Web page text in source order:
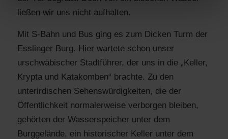
ließen wir uns nicht aufhalten.
Mit S-Bahn und Bus ging es zum Dicken Turm der
Esslinger Burg. Hier wartete schon unser
urschwäbischer Stadtführer, der uns in die „Keller,
Krypta und Katakomben“ brachte. Zu den
unterirdischen Sehenswürdigkeiten, die der
Öffentlichkeit normalerweise verborgen bleiben,
gehörten der Wasserspeicher unter dem
Burggelände, ein historischer Keller unter dem